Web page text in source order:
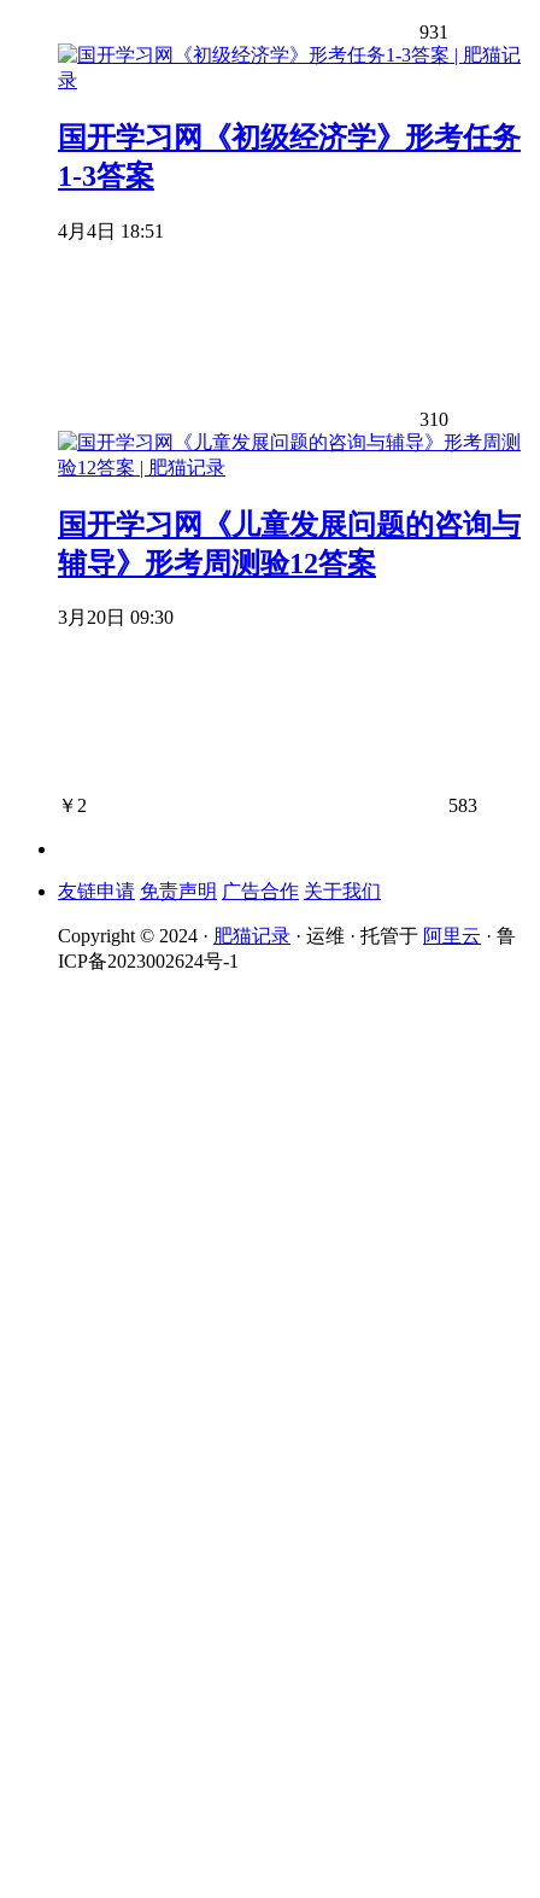
931
国开学习网《初级经济学》形考任务
1-3答案
4月4日 18:51
310
国开学习网《儿童发展问题的咨询与
辅导》形考周测验12答案
3月20日 09:30
￥2 583
友链申请 免责声明 广告合作 关于我们
Copyright © 2024 · 肥猫记录 · 运维 · 托管于 阿里云 · 鲁
ICP备2023002624号-1